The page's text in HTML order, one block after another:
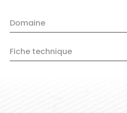
Domaine
Fiche technique